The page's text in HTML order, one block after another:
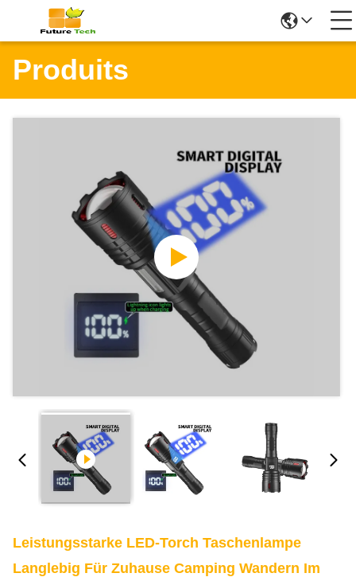
Produits
Leistungsstarke LED-Torch Taschenlampe
Langlebig Für Zuhause Camping Wandern Im